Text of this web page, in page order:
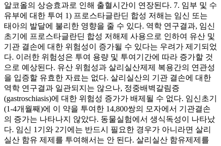
알코올의 상승효과로 인해 출혈시간이 연장된다. 7. 임부 및 수
유부에 대한 투여 1) 프로스타글란딘 합성 저해는 임신 또는
태아의 발달에 불리한 영향을 줄 수 있다. 역학 연구결과, 임신
초기에 프로스타글란딘 합성 저해제 사용으로 인하여 유산 및
기관 결손에 대한 위험성이 증가될 수 있다는 우려가 제기되었
다. 이러한 위험성은 투여 용량 및 투여기간에 따라 증가할 것
으로 예상된다. 유산 위험성과 살리실산제제 복용간의 연관성
을 입증할 유효한 자료는 없다. 살리실산의 기관 결손에 대한
역학 연구결과 일관되지는 않으나, 정중배벽갈림증
(gastroschiasis)에 대한 위험성 증가가 배제될 수 없다. 임신초기
(1-4개월째)에 이 약을 투여한 14,800쌍의 모자에서 기관결손
의 증가는 나타나지 않았다. 동물실험에서 생식독성이 나타났
다. 임신 1기와 2기에는 반드시 필요한 경우가 아니라면 살리
실산 함유 제제를 투여해서는 안 된다. 살리실산 함유제제를